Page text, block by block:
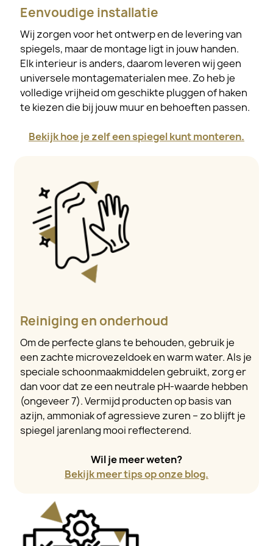
Eenvoudige installatie
Wij zorgen voor het ontwerp en de levering van
spiegels, maar de montage ligt in jouw handen.
Elk interieur is anders, daarom leveren wij geen
universele montagematerialen mee. Zo heb je
volledige vrijheid om geschikte pluggen of haken
te kiezen die bij jouw muur en behoeften passen.
Bekijk hoe je zelf een spiegel kunt monteren.
Reiniging en onderhoud
Om de perfecte glans te behouden, gebruik je
een zachte microvezeldoek en warm water. Als je
speciale schoonmaakmiddelen gebruikt, zorg er
dan voor dat ze een neutrale pH-waarde hebben
(ongeveer 7). Vermijd producten op basis van
azijn, ammoniak of agressieve zuren – zo blijft je
spiegel jarenlang mooi reflecterend.
Wil je meer weten?
Bekijk meer tips op onze blog.